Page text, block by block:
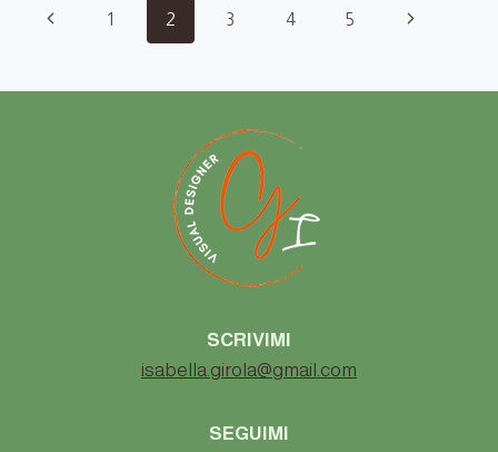
Navigazione
Pagina
1 2 3 4 5
Pagina
SCRIVIMI
isabella.girola@gmail.com
SEGUIMI